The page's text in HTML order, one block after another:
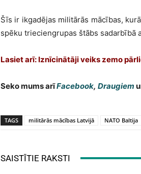
Šīs ir ikgadējas militārās mācības,
spēku trieciengrupas štābs sadarbībā
Lasiet arī: Iznīcinātāji veiks zemo
Seko mums arīFacebook, Draugiem
TAGS militārās mācības Latvijā NATO Baltija
SAISTĪTIE RAKSTI